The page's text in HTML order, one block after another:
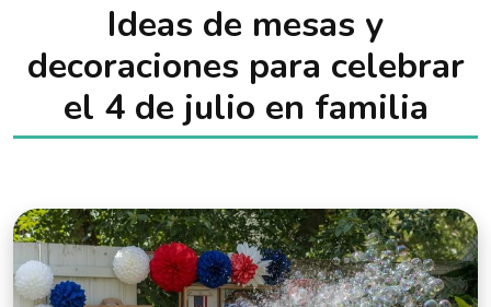
Ideas de mesas y
decoraciones para celebrar
el 4 de julio en familia